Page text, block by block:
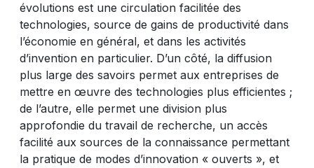
évolutions est une circulation facilitée des
technologies, source de gains de productivité dans
l’économie en général, et dans les activités
d’invention en particulier. D’un côté, la diffusion
plus large des savoirs permet aux entreprises de
mettre en œuvre des technologies plus efficientes ;
de l’autre, elle permet une division plus
approfondie du travail de recherche, un accès
facilité aux sources de la connaissance permettant
la pratique de modes d’innovation « ouverts », et